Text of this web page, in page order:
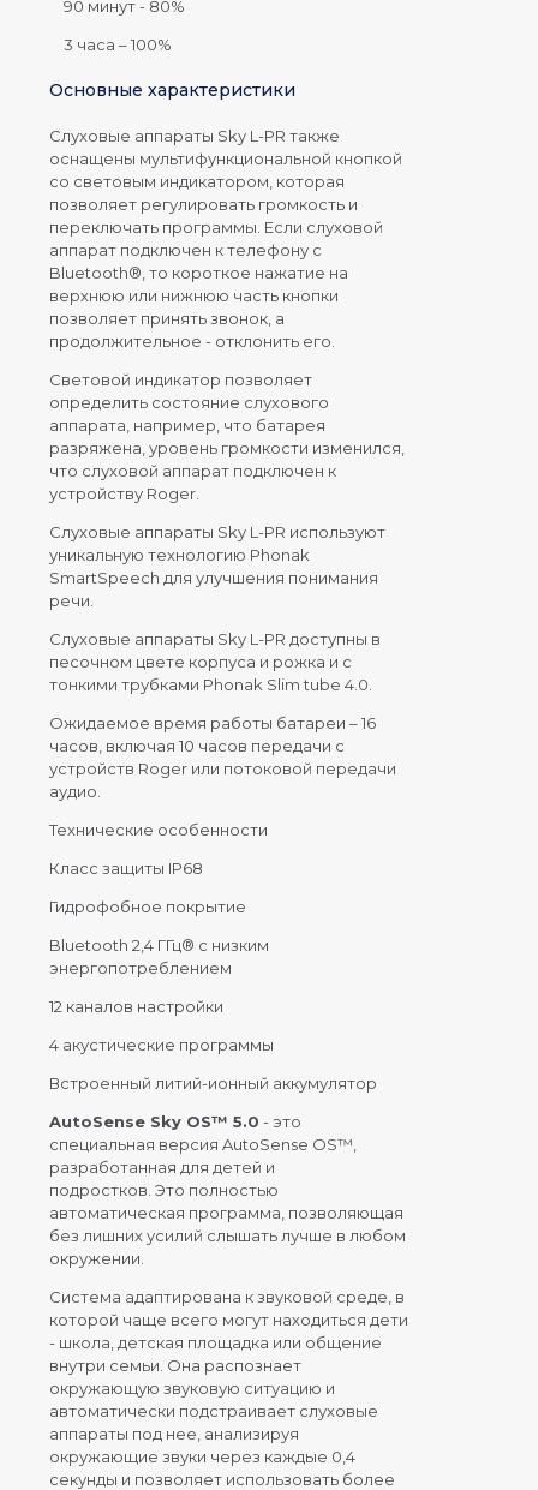
90 минут - 80%
3 часа – 100%
Основные характеристики
Слуховые аппараты Sky L-PR также
оснащены мультифункциональной кнопкой
со световым индикатором, которая
позволяет регулировать громкость и
переключать программы. Если слуховой
аппарат подключен к телефону с
Bluetooth®, то короткое нажатие на
верхнюю или нижнюю часть кнопки
позволяет принять звонок, а
продолжительное - отклонить его.
Световой индикатор позволяет
определить состояние слухового
аппарата, например, что батарея
разряжена, уровень громкости изменился,
что слуховой аппарат подключен к
устройству Roger.
Слуховые аппараты Sky L-PR используют
уникальную технологию Phonak
SmartSpeech для улучшения понимания
речи.
Слуховые аппараты Sky L-PR доступны в
песочном цвете корпуса и рожка и с
тонкими трубками Phonak Slim tube 4.0.
Ожидаемое время работы батареи – 16
часов, включая 10 часов передачи с
устройств Roger или потоковой передачи
аудио.
Технические особенности
Класс защиты IP68
Гидрофобное покрытие
Bluetooth 2,4 ГГц® с низким
энергопотреблением
12 каналов настройки
4 акустические программы
Встроенный литий-ионный аккумулятор
AutoSense Sky OS™ 5.0 - это
специальная версия AutoSense OS™,
разработанная для детей и
подростков. Это полностью
автоматическая программа, позволяющая
без лишних усилий слышать лучше в любом
окружении.
Система адаптирована к звуковой среде, в
которой чаще всего могут находиться дети
- школа, детская площадка или общение
внутри семьи. Она распознает
окружающую звуковую ситуацию и
автоматически подстраивает слуховые
аппараты под нее, анализируя
окружающие звуки через каждые 0,4
секунды и позволяет использовать более